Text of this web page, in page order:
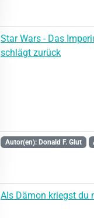
Star Wars - Das
schlägt zurück
Autor(en): Donald F. Glut
Als Dämon kriegst du